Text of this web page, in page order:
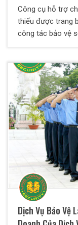
Công cụ hỗ trợ
thiếu được trang
công tác bảo vệ
bảo vệ nào cần
Bảo vệ Thiên
nhé!
Dịch Vụ Bảo Vệ